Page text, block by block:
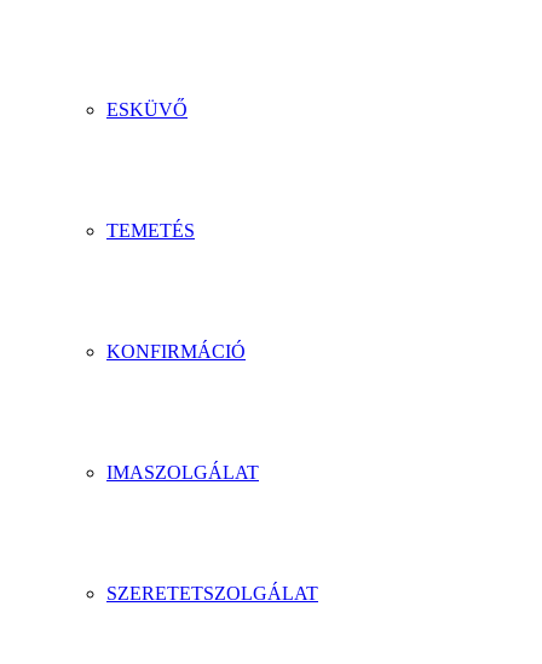
ESKÜVŐ
TEMETÉS
KONFIRMÁCIÓ
IMASZOLGÁLAT
SZERETETSZOLGÁLAT